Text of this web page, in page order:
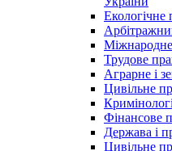
Екологічне
Трудове
Аграрне і
Цивільне
Фінансове
Держава і
Цивільне